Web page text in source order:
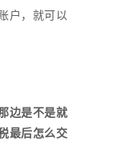
户，就可以
边是不是就
最后怎么交